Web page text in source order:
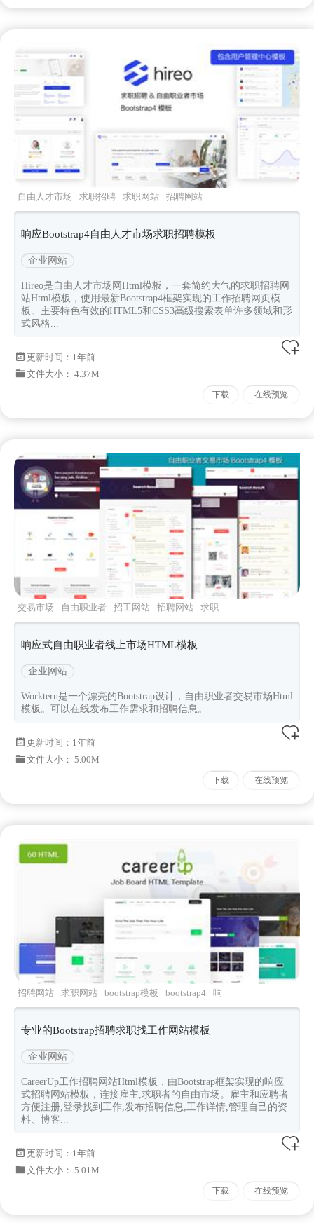
自由人才市场 求职招聘 求职网站
招聘网站
html5模板
响应Bootstrap4自由人才市场求职招聘模板
企业网站
Hireo是自由人才市场网Html模板，一套简约大气的求职招聘网
站Html模板，使用最新Bootstrap4框架实现的工作招聘网页模
板。主要特色有效的HTML5和CSS3高级搜索表单许多领域和形
式风格...
更新时间： 1年前
文件大小： 4.37M
下载 在线预览
交易市场 自由职业者 招工网站 招聘网站
求职
网站
响应式自由职业者线上市场HTML模板
企业网站
Worktern是一个漂亮的Bootstrap设计，自由职业者交易市场Html
模板。可以在线发布工作需求和招聘信息。
更新时间： 1年前
文件大小： 5.00M
下载 在线预览
招聘网站 求职网站 bootstrap模板 bootstrap4
响
应式模板
专业的Bootstrap招聘求职找工作网站模板
企业网站
CareerUp工作招聘网站Html模板，由Bootstrap框架实现的响应
式招聘网站模板，连接雇主,求职者的自由市场。雇主和应聘者
方便注册,登录找到工作,发布招聘信息,工作详情,管理自己的资
料、博客...
更新时间： 1年前
文件大小： 5.01M
下载 在线预览